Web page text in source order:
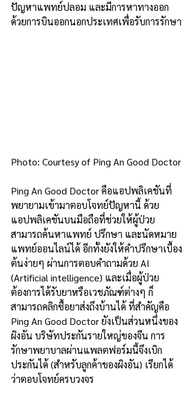
ปัญหาแพทย์ปลอม และมีการหาทางออก
ด้วยการบินออกนอกประเทศเพื่อรับการรักษา
Photo: Courtesy of Ping An Good Doctor
Ping An Good Doctor คือแอปพลิเคชันที่
พยายามเข้ามาตอบโจทย์ปัญหานี้ ด้วย
แอปพลิเคชันบนมือถือที่ช่วยให้ผู้ป่วย
สามารถค้นหาแพทย์ ปรึกษา และนัดหมาย
แพทย์ออนไลน์ได้ อีกทั้งยังให้คำปรึกษาเบื้อง
ต้นง่ายๆ ผ่านการตอบคำถามด้วย AI
(Artificial intelligence) และเมื่อผู้ป่วย
ต้องการได้รับยาหรือเวชภัณฑ์ต่างๆ ก็
สามารถคลิกซื้อยาส่งถึงบ้านได้ ที่สำคัญคือ
Ping An Good Doctor ยังเป็นส่วนหนึ่งของ
ผิงอัน บริษัทประกันรายใหญ่ของจีน การ
รักษาพยาบาลผ่านแพลตฟอร์มนี้จึงเบิก
ประกันได้ (สำหรับลูกค้าของผิงอัน) เรียกได้
ว่าตอบโจทย์ครบวงจร